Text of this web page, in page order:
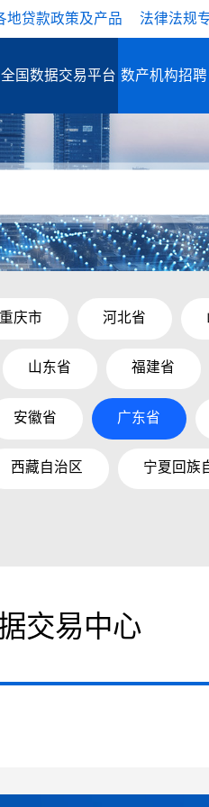
地贷款政策及产品 法律法规
全国数据交易平台 数产机构招聘
重庆市 河北省
山东省 福建省
安徽省 广东省
西藏自治区 宁夏回族
交易中心